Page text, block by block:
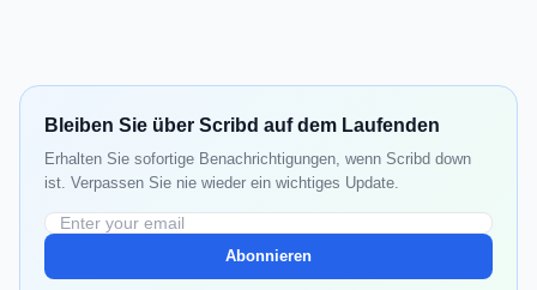
Bleiben Sie über Scribd auf dem Laufenden
Erhalten Sie sofortige Benachrichtigungen, wenn Scribd down
ist. Verpassen Sie nie wieder ein wichtiges Update.
Abonnieren